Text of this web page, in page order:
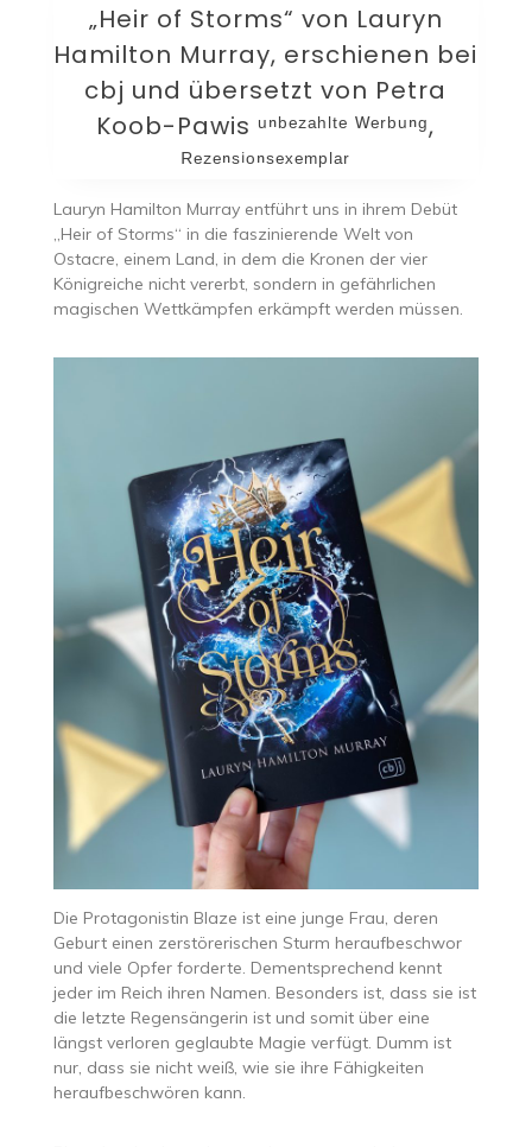
„Heir of Storms“ von Lauryn
Hamilton Murray, erschienen bei
cbj und übersetzt von Petra
Koob-Pawis ᵘⁿᵇᵉᶻᵃʰˡᵗᵉ ᵂᵉʳᵇᵘⁿᵍ,
ᴿᵉᶻᵉⁿˢⁱᵒⁿˢᵉˣᵉᵐᵖˡᵃʳ
Lauryn Hamilton Murray entführt uns in ihrem Debüt
„Heir of Storms“ in die faszinierende Welt von
Ostacre, einem Land, in dem die Kronen der vier
Königreiche nicht vererbt, sondern in gefährlichen
magischen Wettkämpfen erkämpft werden müssen.
Die Protagonistin Blaze ist eine junge Frau, deren
Geburt einen zerstörerischen Sturm heraufbeschwor
und viele Opfer forderte. Dementsprechend kennt
jeder im Reich ihren Namen. Besonders ist, dass sie ist
die letzte Regensängerin ist und somit über eine
längst verloren geglaubte Magie verfügt. Dumm ist
nur, dass sie nicht weiß, wie sie ihre Fähigkeiten
heraufbeschwören kann.